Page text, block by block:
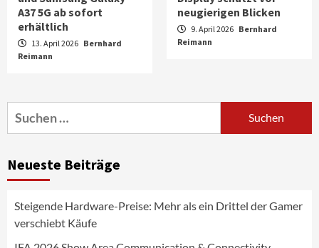
A37 5G ab sofort
erhältlich
13. April 2026 Bernhard
Reimann
neugierigen Blicken
9. April 2026 Bernhard
Reimann
Suchen
nach:
Neueste Beiträge
Steigende Hardware-Preise: Mehr als ein Drittel der Gamer
verschiebt Käufe
4
News aus dem Internet
Fernsehgeräte
NIQ kehrt zur IFA 2026 zurück und prägt
die Branchendebatte